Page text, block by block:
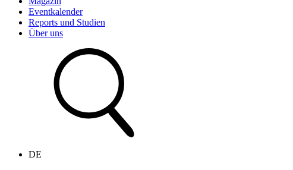
Eventkalender
Reports und Studien
Über uns
DE